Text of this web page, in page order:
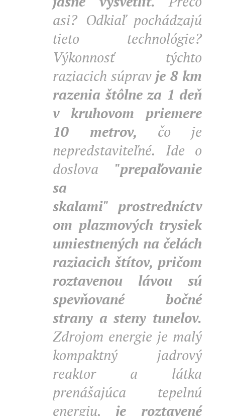
asi? Odkiaľ pochádzajú
tieto technológie?
Výkonnosť týchto
raziacich súprav je 8 km
razenia štôlne za 1 deň
v kruhovom priemere
10 metrov, čo je
nepredstaviteľné. Ide o
doslova "prepaľovanie
sa
skalami" prostredníctv
om plazmových trysiek
umiestnených na čelách
raziacich štítov, pričom
roztavenou lávou sú
spevňované bočné
strany a steny tunelov.
Zdrojom energie je malý
kompaktný jadrový
reaktor a látka
prenášajúca tepelnú
energiu, je roztavené